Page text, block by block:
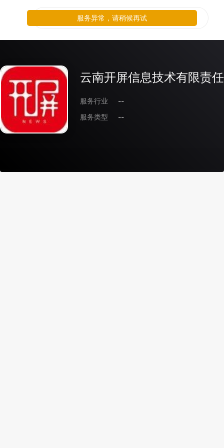
云南开屏信息技术有限责
服务行业
--
服务类型
--
服务异常，请稍候再试